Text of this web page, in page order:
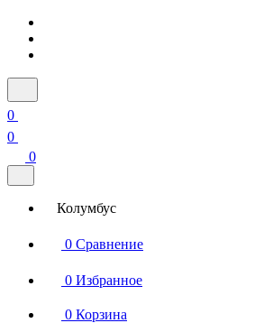
0
0
0
Колумбус
0 Сравнение
0 Избранное
0 Корзина